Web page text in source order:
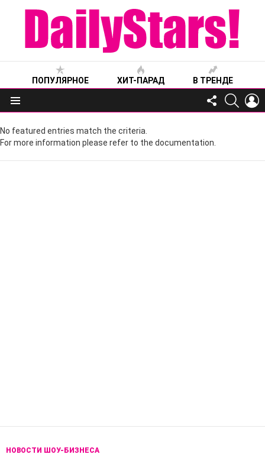
ПОПУЛЯРНОЕ ХИТ-ПАРАД В ТРЕНДЕ
Меню
FOLLOW
US
No featured entries match the criteria.
For more information please refer to the documentation.
НОВОСТИ ШОУ-БИЗНЕСА